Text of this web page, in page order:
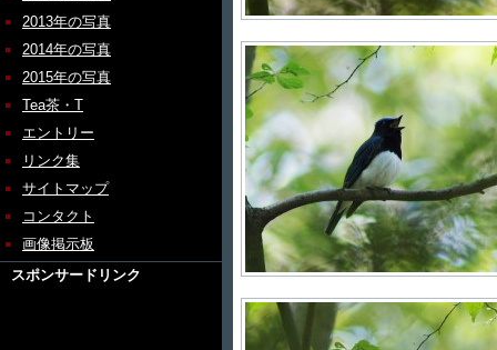
2013年の写真
2014年の写真
2015年の写真
Tea茶・T
エントリー
リンク集
サイトマップ
コンタクト
画像掲示板
スポンサードリンク